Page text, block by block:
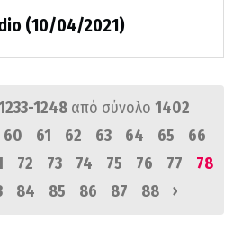
(10/04/2021)
1248 από σύνολο 1402
60 61 62 63 64 65
66
72 73 74 75 76 77
78
84 85 86 87 88 ›